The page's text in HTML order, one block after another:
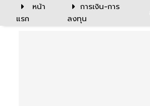
หน้า
แรก
การเงิน-การ
ลงทุน